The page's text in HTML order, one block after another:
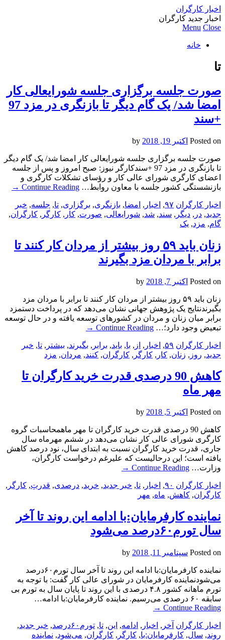
اخبار کارگران
اخبار جدید کارگران
Menu Close
خانه
تا
صورت جلسه برگزاری جلسه شورایعالی کار
امضا شد/ یک گام دیگر تا بازنگری در مزد 97
+سند
Posted on اکتبر 19, 2018
صورت جلسه برگزاری جلسه شورایعالی کار امضا شد/ یک گام دیگر
تا بازنگری در مزد 97 +سندکارگر نیوز: صبح امروز و پس از جلسه
اعضای کارگری شورای عالی کار و رؤسای تشکلات کارگری و
بازنشستگی کشور جلسه با معاون روابط… Continue Reading
→
اخبار کارگران ۹۷, اخبار , امضا, بازنگری, برگزاری, تا, جلسه, خبر
جدید, در , دیگر , سند, شد, شورایعالی, صورت, کار , کارگر , کارگران,
گام, مزد, یک
زنان باید ۵۹ روز بیشتر از مردان کار کنند تا
برابر با مردان مزد بگیرند
Posted on اکتبر 7, 2018
زنان باید ۵۹ روز بیشتر از مردان کار کنند تا برابر با مردان مزد
بگیرندنتایج یک پژوهش جهانی نشان می‌دهد که در پرداخت دستمزد
برابر میان زنان و مردان در کشورهای توسعه یافته و در حال توسعه
تبعیض وجود دارد؛… Continue Reading
→
اخبار کارگران ۵۹, اخبار , از , با, باید, برابر , بگیرند, بیشتر , تا, خبر
جدید, روز , زنان, کار , کارگر , کارگران, کنند, مردان, مزد
کاهش 90 درصدی قدرت خرید کارگران تا
مهر ماه
Posted on اکتبر 5, 2018
کاهش 90 درصدی قدرت خرید کارگران تا مهر ماهمحاسبات گروه
کارگری شورای عالی کار نشان می‌دهد در ششم مهرماه سال
جاری، قدرت خرید کارگران نسبت به ابتدای سال، نود درصد کاهش
یافته است؛ این درحالیست که علیرغم درخواست کارگران،
وزارت… Continue Reading
→
اخبار کارگران ۹۰, اخبار , تا, خبر جدید, خرید, درصدی, قدرتِ, کارگر ,
کارگران, کاهش, ماه, مهر
نماینده کارفرمایان:با ادامه این روند تا آخر
سال تورم۶۰درصد می‌شود
Posted on سپتامبر 11, 2018
نماینده کارفرمایان:با ادامه این روند تا آخر سال تورم۶۰درصد
می‌شودنماینده کارفرمایان در شورای عالی کار گفت: با توجه به
تورم ماهانه کشور ۴.۸ درصدی با این روند تا پایان سال به تورم بی
سابقه ۶۰ درصدی می‌رسیم. نماینده کارفرمایان:با ادامه…
Continue Reading
→
اخبار کارگران آخر , اخبار , ادامه, این, تا, تورم۶۰درصد , خبر جدید,
روند, سال, کارفرمایان:با, کارگر , کارگران, می‌شود, نماینده